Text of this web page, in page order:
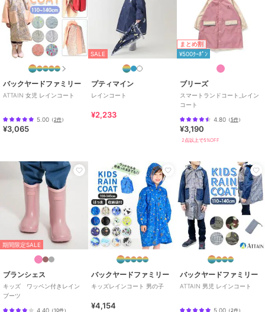
バックヤードファミリー
ATTAIN 女児 レインコート
5.00 （2件）
¥3,065
SALE
プティマイン
レインコート
¥2,233
まとめ割
¥500ｸｰﾎﾟﾝ
ブリーズ
スマートランドコート_レイン
コート
4.80（5件）
¥3,190
2点以上で5%OFF
期間限定SALE
ブランシェス
キッズ ワッペン付きレイン
ブーツ
4.40 （10件）
バックヤードファミリー
キッズレインコート 男の子
¥4,154
バックヤードファミリー
ATTAIN 男児 レインコート
5.00（2件）